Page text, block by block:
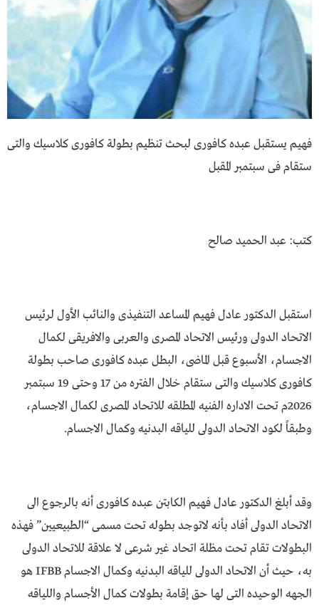
فهيم يستقبل عبده كافورى لبحث تنظيم بطولة كافورى كلاسيك والتى
ستقام فى سبتمبر المقبل
كتب: عبد الحميد صالح
استقبل الدكتور عادل فهيم المساعد التنفيذى والنائب الأول لرئيس
الاتحاد الدولى ورئيس الاتحاد المصرى والعربى والافريقى لكمال
الاجسام، الأسبوع قبل الماضى، البطل عبده كافورى صاحب بطولة
كافورى كلاسيك والتى ستقام خلال الفتره من 17 وحتى 19 سبتمبر
2026م تحت الاداره الفنيه المطلقه للاتحاد المصرى لكمال الاجسام،
وطبقاً لكود الاتحاد الدولى للياقه البدنيه وكمال الاجسام.
وقد أبلغ الدكتور عادل فهيم الكابتن عبده كافورى أنه بالرجوع الى
الاتحاد الدولى أفاد بأنه لاتوجد بطوله تحت مسمى “الطبيعيين” فهذه
البطولات تقام تحت مظلة اتحاد غير شرعى لا علاقة للاتحاد الدولى
به، حيث أن الاتحاد الدولى للياقه البدنيه وكمال الاجسام IFBB هو
الجهه الوحيده التى لها حق إقامة بطولات كمال الأجسام واللياقه